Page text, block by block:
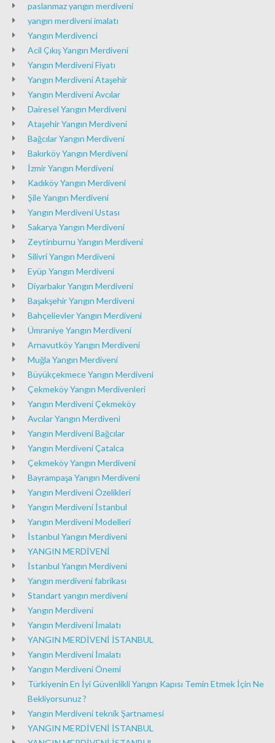
paslanmaz yangın merdiveni
yangın merdiveni imalatı
Yangın Merdivenci
Acil Çıkış Yangın Merdiveni
Yangın Merdiveni Fiyatı
Yangın Merdiveni Ataşehir
Yangın Merdiveni Avcılar
Dairesel Yangın Merdiveni
Ataşehir Yangın Merdiveni
Bağcılar Yangın Merdiveni
Bakırköy Yangın Merdiveni
İzmir Yangın Merdiveni
Kadıköy Yangın Merdiveni
Şile Yangın Merdiveni
Yangın Merdiveni Ustası
Sakarya Yangın Merdiveni
Zeytinburnu Yangın Merdiveni
Silivri Yangın Merdiveni
Eyüp Yangın Merdiveni
Diyarbakır Yangın Merdiveni
Başakşehir Yangın Merdiveni
Bahçelievler Yangın Merdiveni
Ümraniye Yangın Merdiveni
Arnavutköy Yangın Merdiveni
Muğla Yangın Merdiveni
Büyükçekmece Yangın Merdiveni
Çekmeköy Yangın Merdivenleri
Yangın Merdiveni Çekmeköy
Avcılar Yangın Merdiveni
Yangın Merdiveni Bağcılar
Yangın Merdiveni Çatalca
Çekmeköy Yangın Merdiveni
Bayrampaşa Yangın Merdiveni
Yangın Merdiveni Özelikleri
Yangın Merdiveni İstanbul
Yangın Merdiveni Modelleri
İstanbul Yangın Merdiveni
YANGIN MERDİVENİ
İstanbul Yangın Merdiveni
Yangın merdiveni fabrikası
Standart yangın merdiveni
Yangın Merdiveni
Yangın Merdiveni İmalatı
YANGIN MERDİVENİ İSTANBUL
Yangın Merdiveni İmalatı
Yangın Merdiveni Önemi
Türkiyenin En İyi Güvenlikli Yangın Kapısı Temin Etmek İçin Ne
Bekliyorsunuz ?
Yangın Merdiveni teknik Şartnamesi
YANGIN MERDİVENİ İSTANBUL